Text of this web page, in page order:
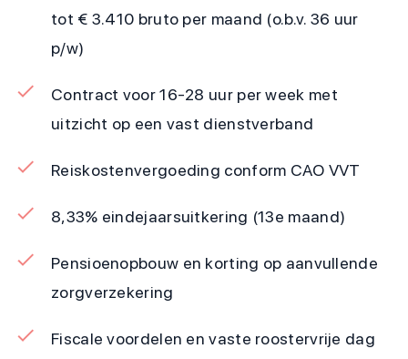
tot € 3.410 bruto per maand (o.b.v. 36 uur
p/w)
Contract voor 16-28 uur per week met
uitzicht op een vast dienstverband
Reiskostenvergoeding conform CAO VVT
8,33% eindejaarsuitkering (13e maand)
Pensioenopbouw en korting op aanvullende
zorgverzekering
Fiscale voordelen en vaste roostervrije dag